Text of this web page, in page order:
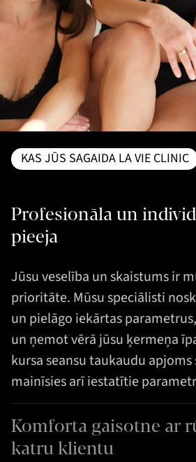
KAS JŪS SAGAIDA LA VIE CLINIC
Profesionāla un
pieeja
Jūsu veselība un skaistums ir
prioritāte. Mūsu speciālisti
un pielāgo iekārtas
un ņemot vērā jūsu ķermeņa
kursa seansu taukaudu apjoms
mainīsies arī iestatītie
Komforta gaisotne ar
katru klientu